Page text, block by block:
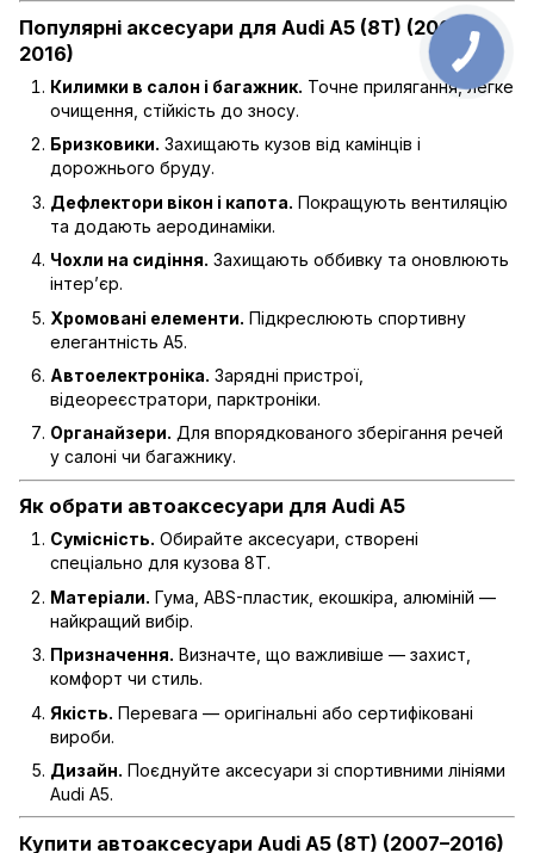
Популярні аксесуари для Audi A5 (8T) (2007–
2016)
Килимки в салон і багажник. Точне прилягання, легке
очищення, стійкість до зносу.
Бризковики. Захищають кузов від камінців і
дорожнього бруду.
Дефлектори вікон і капота. Покращують вентиляцію
та додають аеродинаміки.
Чохли на сидіння. Захищають оббивку та оновлюють
інтер’єр.
Хромовані елементи. Підкреслюють спортивну
елегантність A5.
Автоелектроніка. Зарядні пристрої,
відеореєстратори, парктроніки.
Органайзери. Для впорядкованого зберігання речей
у салоні чи багажнику.
Як обрати автоаксесуари для Audi A5
Сумісність. Обирайте аксесуари, створені
спеціально для кузова 8T.
Матеріали. Гума, ABS-пластик, екошкіра, алюміній —
найкращий вибір.
Призначення. Визначте, що важливіше — захист,
комфорт чи стиль.
Якість. Перевага — оригінальні або сертифіковані
вироби.
Дизайн. Поєднуйте аксесуари зі спортивними лініями
Audi A5.
Купити автоаксесуари Audi A5 (8T) (2007–2016)